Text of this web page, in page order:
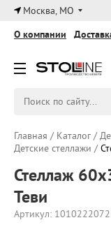
Москва, МО
О компании
Главная / Каталог/
Детские стеллажи /
Стеллаж
Теви
Артикул: 1010222072